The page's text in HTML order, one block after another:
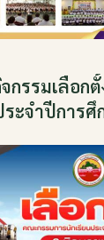
จกรรมเลือก
ะจำปีการศึ
โรงเรียน